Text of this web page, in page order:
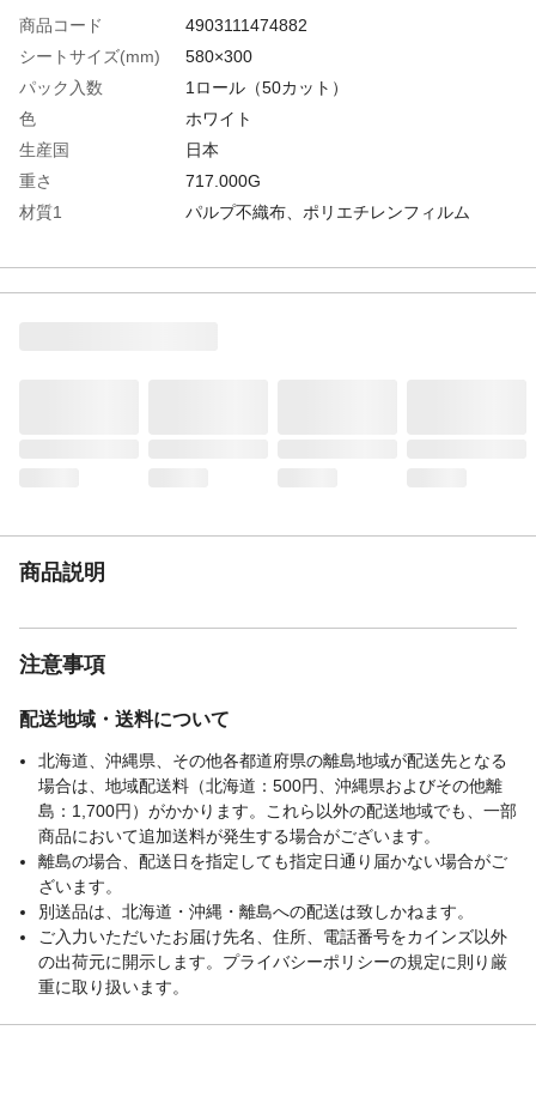
商品コード
4903111474882
シートサイズ(mm)
580×300
パック入数
1ロール（50カット）
色
ホワイト
生産国
日本
重さ
717.000G
材質1
パルプ不織布、ポリエチレンフィルム
商品説明
注意事項
配送地域・送料について
北海道、沖縄県、その他各都道府県の離島地域が配送先となる
場合は、地域配送料（北海道：500円、沖縄県およびその他離
島：1,700円）がかかります。これら以外の配送地域でも、一部
商品において追加送料が発生する場合がございます。
離島の場合、配送日を指定しても指定日通り届かない場合がご
ざいます。
別送品は、北海道・沖縄・離島への配送は致しかねます。
ご入力いただいたお届け先名、住所、電話番号をカインズ以外
の出荷元に開示します。プライバシーポリシーの規定に則り厳
重に取り扱います。